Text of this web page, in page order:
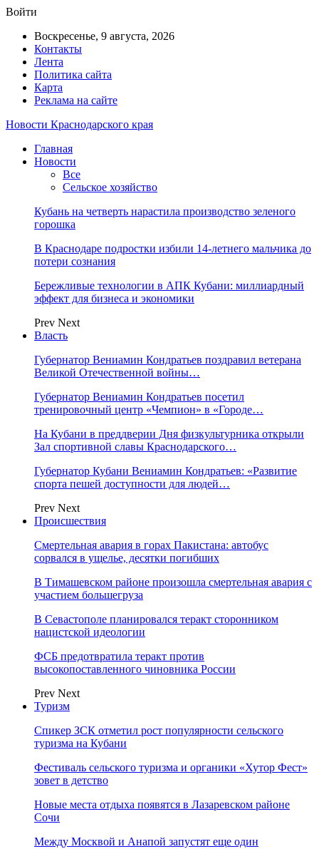
Войти
Воскресенье, 9 августа, 2026
Контакты
Лента
Политика сайта
Карта
Реклама на сайте
Новости Краснодарского края
Главная
Новости
Все
Сельское хозяйство
Кубань на четверть нарастила производство зеленого
горошка
В Краснодаре подростки избили 14-летнего мальчика до
потери сознания
Бережливые технологии в АПК Кубани: миллиардный
эффект для бизнеса и экономики
Prev Next
Власть
Губернатор Вениамин Кондратьев поздравил ветерана
Великой Отечественной войны…
Губернатор Вениамин Кондратьев посетил
тренировочный центр «Чемпион» в «Городе…
На Кубани в преддверии Дня физкультурника открыли
Зал спортивной славы Краснодарского…
Губернатор Кубани Вениамин Кондратьев: «Развитие
спорта пешей доступности для людей…
Prev Next
Происшествия
Смертельная авария в горах Пакистана: автобус
сорвался в ущелье, десятки погибших
В Тимашевском районе произошла смертельная авария с
участием большегруза
В Севастополе планировался теракт сторонником
нацистской идеологии
ФСБ предотвратила теракт против
высокопоставленного чиновника России
Prev Next
Туризм
Спикер ЗСК отметил рост популярности сельского
туризма на Кубани
Фестиваль сельского туризма и органики «Хутор Фест»
зовет в детство
Новые места отдыха появятся в Лазаревском районе
Сочи
Между Москвой и Анапой запустят еще один